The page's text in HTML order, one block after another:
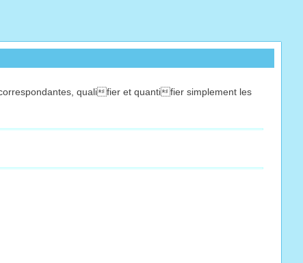
qualifier et quantifier simplement les